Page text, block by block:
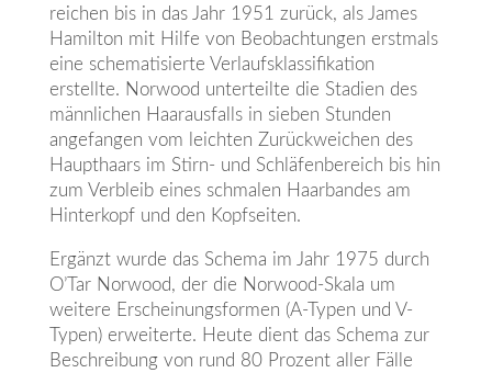
reichen bis in das Jahr 1951 zurück, als James
Hamilton mit Hilfe von Beobachtungen erstmals
eine schematisierte Verlaufsklassifikation
erstellte. Norwood unterteilte die Stadien des
männlichen Haarausfalls in sieben Stunden
angefangen vom leichten Zurückweichen des
Haupthaars im Stirn- und Schläfenbereich bis hin
zum Verbleib eines schmalen Haarbandes am
Hinterkopf und den Kopfseiten.
Ergänzt wurde das Schema im Jahr 1975 durch
O’Tar Norwood, der die Norwood-Skala um
weitere Erscheinungsformen (A-Typen und V-
Typen) erweiterte. Heute dient das Schema zur
Beschreibung von rund 80 Prozent aller Fälle